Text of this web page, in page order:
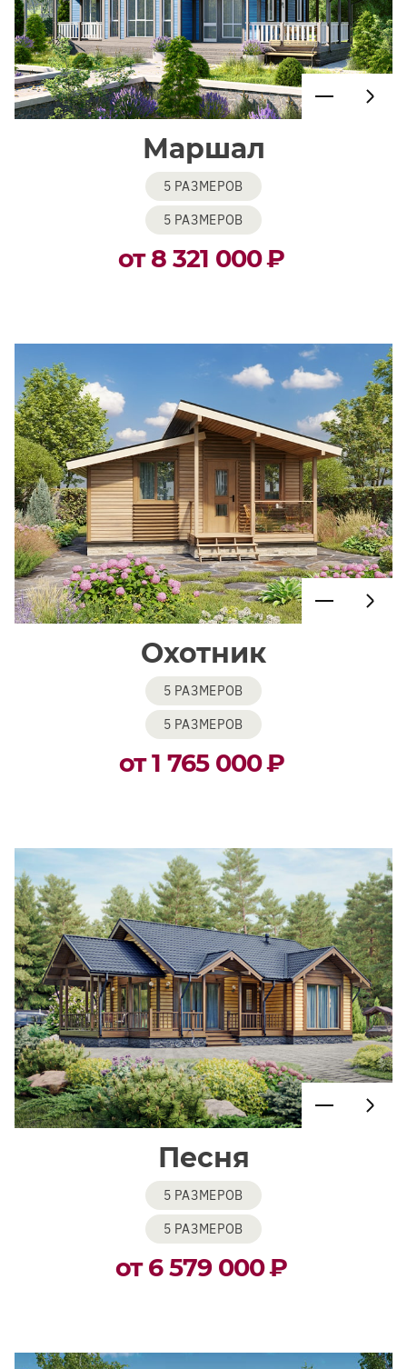
Маршал
5 РАЗМЕРОВ
5 РАЗМЕРОВ
от 8 321 000₽
Охотник
5 РАЗМЕРОВ
5 РАЗМЕРОВ
от 1 765 000₽
Песня
5 РАЗМЕРОВ
5 РАЗМЕРОВ
от 6 579 000₽